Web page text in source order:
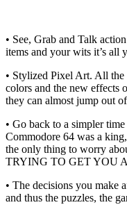
• See, Grab and Talk
items and your wits it’s all
• Stylized Pixel Art. All
colors and the new effects
they can almost jump out
• Go back to a simpler
Commodore 64 was a
the only thing to worry
TRYING TO GET YOU
• The decisions you make
and thus the puzzles, the